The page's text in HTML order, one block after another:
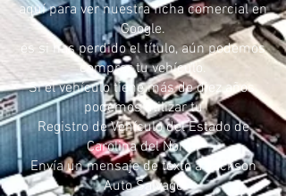
aquí para ver nuestra ficha comercial en
Google.
es si has perdido el título, aún podemos
comprar tu vehículo.
Si el vehículo tiene más de diez años,
podemos utilizar tu
Registro de Vehículo del Estado de
Carolina del Norte.
Envía un mensaje de texto a Jackson
Auto Salvage